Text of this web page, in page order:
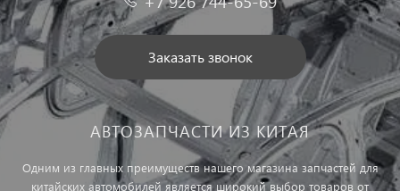
Заказать звонок
АВТОЗАПЧАСТИ ИЗ КИТАЯ
Одним из главных преимуществ нашего магазина запчастей для
китайских автомобилей является широкий выбор товаров от